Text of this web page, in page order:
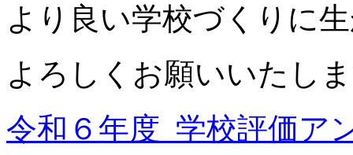
より良い学校づくりに
よろしくお願いいたし
令和６年度 学校評価ア